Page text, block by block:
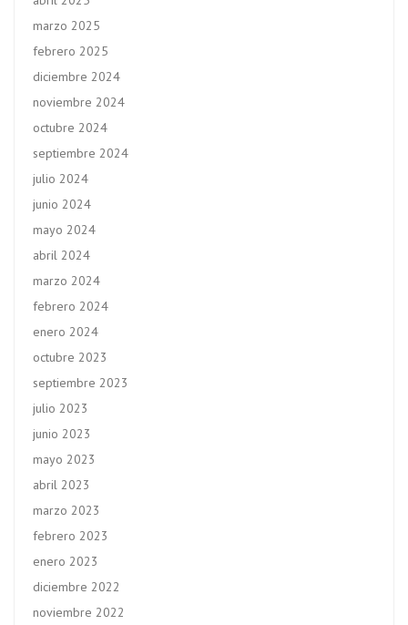
marzo 2025
febrero 2025
diciembre 2024
noviembre 2024
octubre 2024
septiembre 2024
julio 2024
junio 2024
mayo 2024
abril 2024
marzo 2024
febrero 2024
enero 2024
octubre 2023
septiembre 2023
julio 2023
junio 2023
mayo 2023
abril 2023
marzo 2023
febrero 2023
enero 2023
diciembre 2022
noviembre 2022